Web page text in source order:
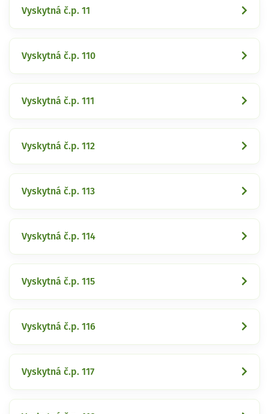
Vyskytná č.p. 11
Vyskytná č.p. 110
Vyskytná č.p. 111
Vyskytná č.p. 112
Vyskytná č.p. 113
Vyskytná č.p. 114
Vyskytná č.p. 115
Vyskytná č.p. 116
Vyskytná č.p. 117